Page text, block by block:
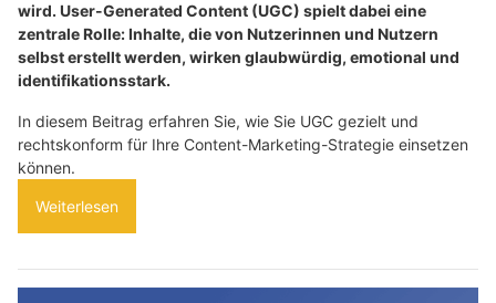
wird. User-Generated Content (UGC) spielt dabei eine
zentrale Rolle: Inhalte, die von Nutzerinnen und Nutzern
selbst erstellt werden, wirken glaubwürdig, emotional und
identifikationsstark.
In diesem Beitrag erfahren Sie, wie Sie UGC gezielt und
rechtskonform für Ihre Content-Marketing-Strategie einsetzen
können.
Weiterlesen